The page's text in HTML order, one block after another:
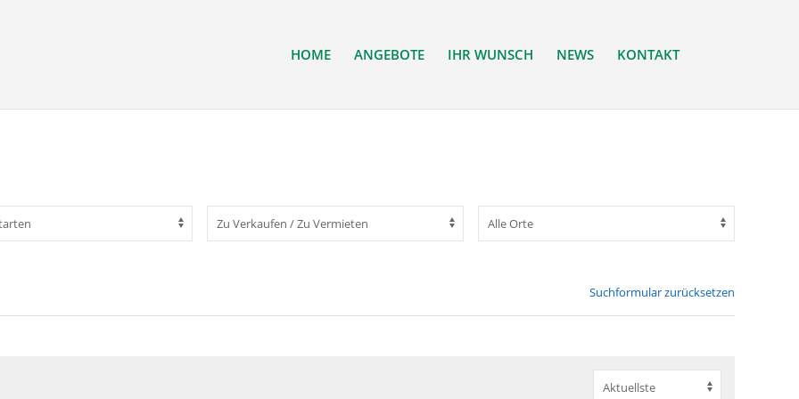
HOME ANGEBOTE IHR WUNSCH NEWS KONTAKT
Suchformular zurücksetzen